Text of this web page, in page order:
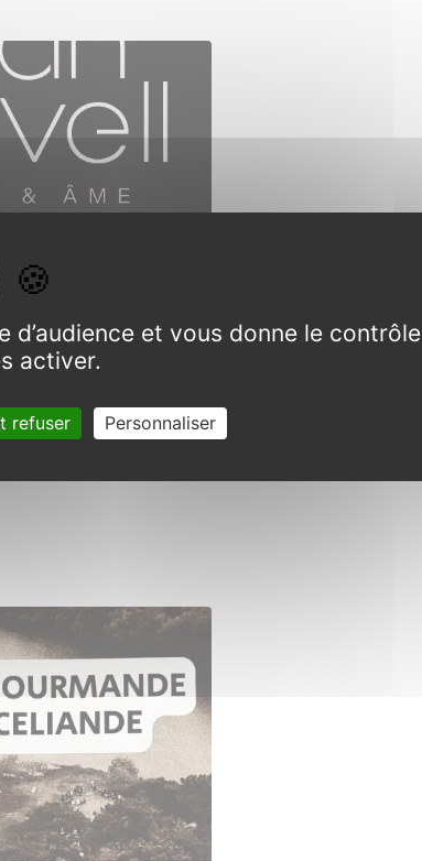
d’audience et vous donne le contrôle
activer.
refuser Personnaliser